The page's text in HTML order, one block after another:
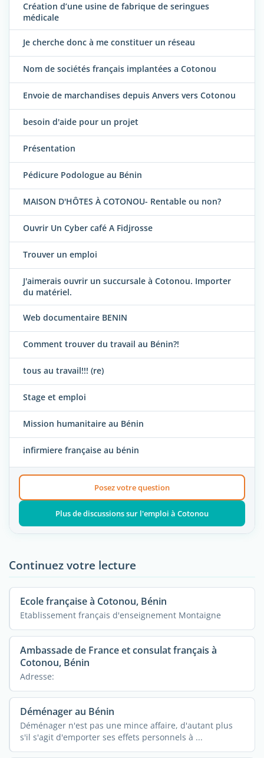
Création d’une usine de fabrique de seringues
médicale
Je cherche donc à me constituer un réseau
Nom de sociétés français implantées a Cotonou
Envoie de marchandises depuis Anvers vers Cotonou
besoin d'aide pour un projet
Présentation
Pédicure Podologue au Bénin
MAISON D'HÔTES À COTONOU- Rentable ou non?
Ouvrir Un Cyber café A Fidjrosse
Trouver un emploi
J'aimerais ouvrir un succursale à Cotonou. Importer
du matériel.
Web documentaire BENIN
Comment trouver du travail au Bénin?!
tous au travail!!! (re)
Stage et emploi
Mission humanitaire au Bénin
infirmiere française au bénin
Posez votre question
Plus de discussions sur l'emploi à Cotonou
Continuez votre lecture
Ecole française à Cotonou, Bénin
Etablissement français d'enseignement Montaigne
Ambassade de France et consulat français à
Cotonou, Bénin
Adresse:
Déménager au Bénin
Déménager n'est pas une mince affaire, d'autant plus
s'il s'agit d'emporter ses effets personnels à ...